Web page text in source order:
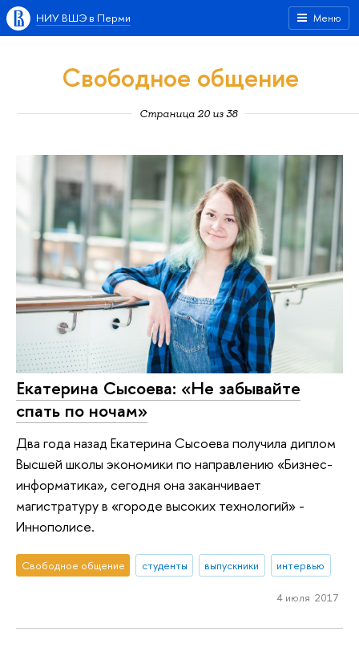
Меню
НИУ ВШЭ в Перми
Свободное общение
Страница 20 из 38
Екатерина Сысоева: «Не забывайте
спать по ночам»
Два года назад Екатерина Сысоева получила диплом
Высшей школы экономики по направлению «Бизнес-
информатика», сегодня она заканчивает
магистратуру в «городе высоких технологий» -
Иннополисе.
Свободное общение студенты выпускники интервью
4 июля 2017